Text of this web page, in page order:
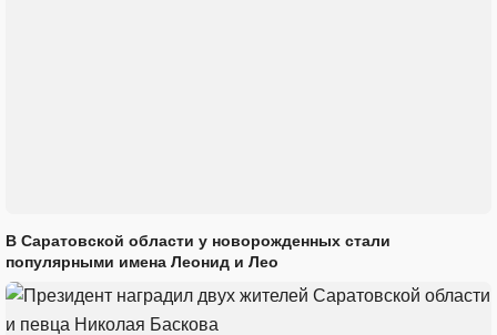
В Саратовской области у новорожденных стали
популярными имена Леонид и Лео